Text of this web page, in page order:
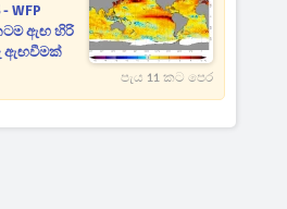
WFP
ඇඟ හිරි
ඇඟවීමක්
පැය 11 කට පෙර